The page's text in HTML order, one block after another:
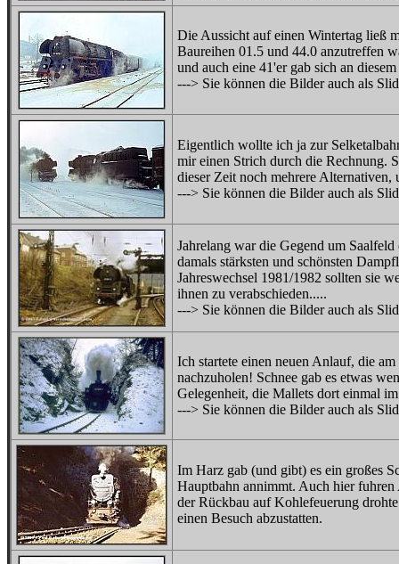
Die Aussicht auf einen Wintertag ließ
Baureihen 01.5 und 44.0 anzutreffen
und auch eine 41'er gab sich an
---> Sie können die Bilder auch als
Eigentlich wollte ich ja zur
mir einen Strich durch die Rechnung.
dieser Zeit noch mehrere
---> Sie können die Bilder auch als
Jahrelang war die Gegend um
damals stärksten und schönsten
Jahreswechsel 1981/1982 sollten sie
ihnen zu verabschieden.....
---> Sie können die Bilder auch als
Ich startete einen neuen Anlauf, die
nachzuholen! Schnee gab es etwas
Gelegenheit, die Mallets dort einmal
---> Sie können die Bilder auch als
Im Harz gab (und gibt) es ein großes
Hauptbahn annimmt. Auch hier
der Rückbau auf Kohlefeuerung
einen Besuch abzustatten.